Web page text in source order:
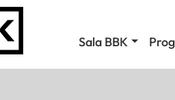
Sala BBK